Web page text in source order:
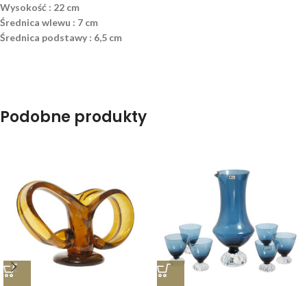
Wysokość : 22 cm
Średnica wlewu : 7 cm
Średnica podstawy : 6,5 cm
Podobne produkty